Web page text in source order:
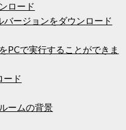
ロード
ージョンをダウンロード
PCで実行することができま
ード
ームの背景